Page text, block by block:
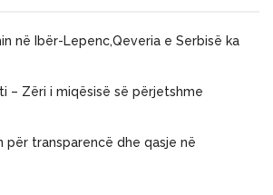
në Ibër-Lepenc,Qeveria e Serbisë ka
– Zëri i miqësisë së përjetshme
për transparencë dhe qasje në